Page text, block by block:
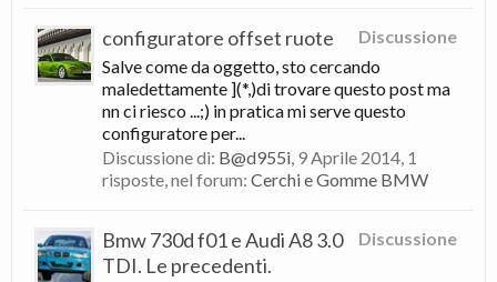
Discussione
configuratore offset ruote
Salve come da oggetto, sto cercando
maledettamente ](*,)di trovare questo post ma
nn ci riesco ...;) in pratica mi serve questo
configuratore per...
Discussione di: B@d955i, 9 Aprile 2014, 1
risposte, nel forum: Cerchi e Gomme BMW
Discussione
Bmw 730d f01 e Audi A8 3.0
TDI. Le precedenti.